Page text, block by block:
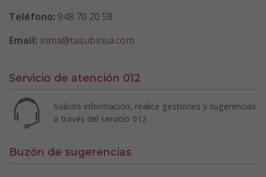
Teléfono: 948 70 20 58
Email: inma@tasubinsa.com
Servicio de atención 012
Solicite información, realice gestiones y sugerencias
a través del servicio 012
Buzón de sugerencias